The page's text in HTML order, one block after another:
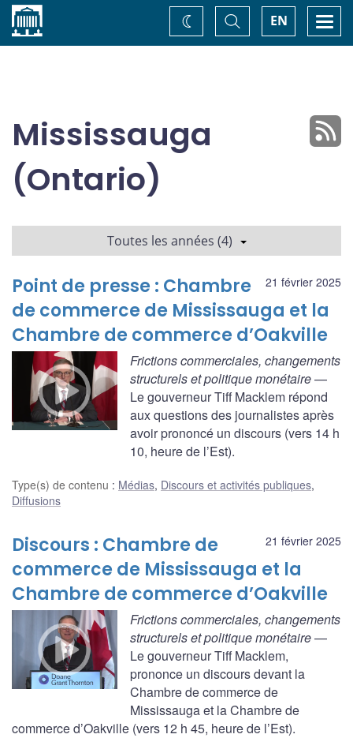
Accueil EN
Basculer
la
recherche
Changez
de
Mississauga
(Ontario)
Toutes les années (4)
21 février 2025
Point de presse : Chambre
de commerce de Mississauga et la
Chambre de commerce d’Oakville
Frictions commerciales, changements
structurels et politique monétaire—
Le gouverneur Tiff Macklem répond
aux questions des journalistes après
avoir prononcé un discours (vers 14 h
10, heure de l’Est).
Type(s) de contenu : Médias, Discours et activités publiques,
Diffusions
21 février 2025
Discours : Chambre de
commerce de Mississauga et la
Chambre de commerce d’Oakville
Frictions commerciales, changements
structurels et politique monétaire—
Le gouverneur Tiff Macklem,
prononce un discours devant la
Chambre de commerce de
Mississauga et la Chambre de
commerce d’Oakville (vers 12 h 45, heure de l’Est).